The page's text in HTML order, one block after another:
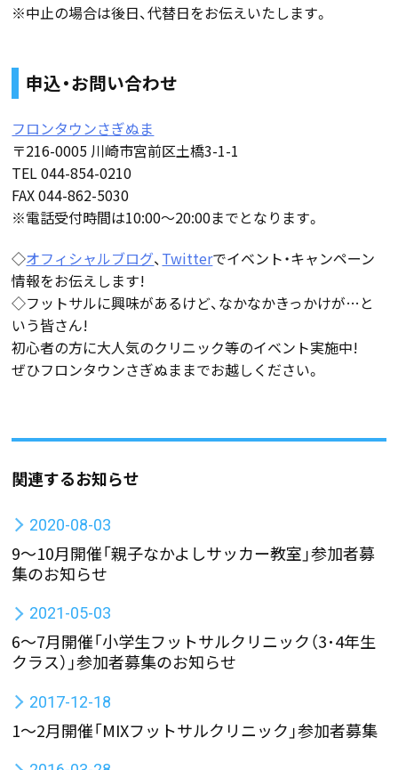
※中止の場合は後日、代替日をお伝えいたします。
申込・お問い合わせ
フロンタウンさぎぬま
〒216-0005 川崎市宮前区土橋3-1-1
TEL 044-854-0210
FAX 044-862-5030
※電話受付時間は10:00～20:00までとなります。
◇オフィシャルブログ、 Twitterでイベント・キャンペーン
情報をお伝えします!
◇フットサルに興味があるけど、なかなかきっかけが…と
いう皆さん!
初心者の方に大人気のクリニック等のイベント実施中!
ぜひフロンタウンさぎぬままでお越しください。
関連するお知らせ
2020-08-03
9～10月開催「親子なかよしサッカー教室」参加者募
集のお知らせ
2021-05-03
6～7月開催「小学生フットサルクリニック（3･4年生
クラス）」参加者募集のお知らせ
2017-12-18
1〜2月開催「MIXフットサルクリニック」参加者募集